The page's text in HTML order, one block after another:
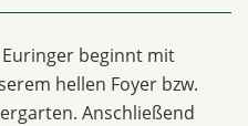
beginnt mit
hellen Foyer bzw.
Anschließend